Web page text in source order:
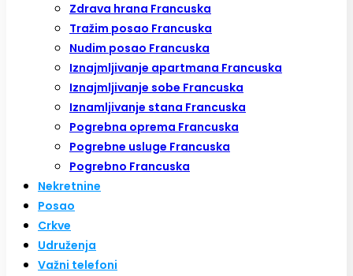
Zdrava hrana Francuska
Tražim posao Francuska
Nudim posao Francuska
Iznajmljivanje apartmana Francuska
Iznajmljivanje sobe Francuska
Iznamljivanje stana Francuska
Pogrebna oprema Francuska
Pogrebne usluge Francuska
Pogrebno Francuska
Nekretnine
Posao
Crkve
Udruženja
Važni telefoni